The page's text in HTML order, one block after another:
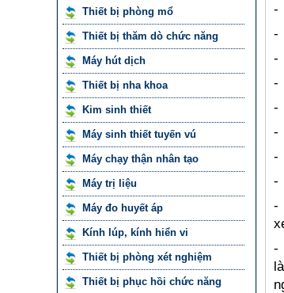
Thiết bị phòng mổ
Thiết bị thăm dò chức năng
Máy hút dịch
Thiết bị nha khoa
Kim sinh thiết
Máy sinh thiết tuyến vú
Máy chạy thận nhân tạo
Máy trị liệu
Máy đo huyết áp
Kính lúp, kính hiển vi
Thiết bị phòng xét nghiệm
Thiết bị phục hồi chức năng
-
-
-
-
-
-
-
-
-
-